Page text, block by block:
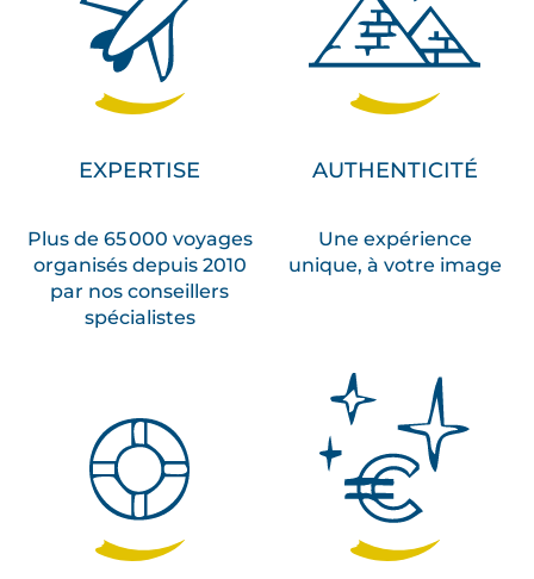
EXPERTISE
Plus de 65 000 voyages
organisés depuis 2010
par nos conseillers
spécialistes
AUTHENTICITÉ
Une expérience
unique, à votre image